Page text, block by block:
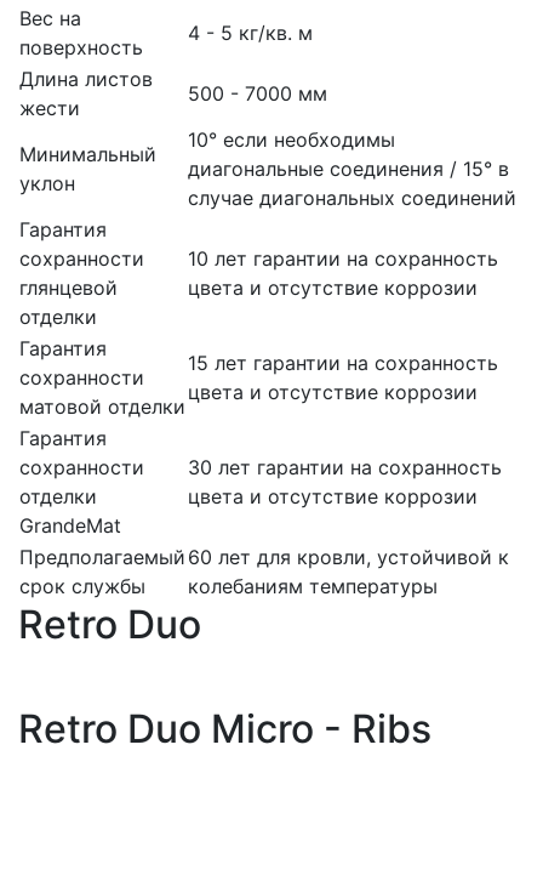
Вес на
поверхность
4 - 5 кг/кв. м
Длина листов
жести
500 - 7000 мм
Минимальный
уклон
10° если необходимы
диагональные соединения / 15° в
случае диагональных соединений
Гарантия
сохранности
глянцевой
отделки
10 лет гарантии на сохранность
цвета и отсутствие коррозии
Гарантия
сохранности
матовой отделки
15 лет гарантии на сохранность
цвета и отсутствие коррозии
Гарантия
сохранности
отделки
GrandeMat
30 лет гарантии на сохранность
цвета и отсутствие коррозии
Предполагаемый
срок службы
60 лет для кровли, устойчивой к
колебаниям температуры
Retro Duo
Retro Duo Micro - Ribs